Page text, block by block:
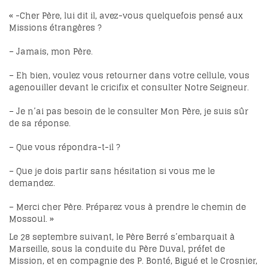
« -Cher Père, lui dit il, avez-vous quelquefois pensé aux
Missions étrangères ?
– Jamais, mon Père.
– Eh bien, voulez vous retourner dans votre cellule, vous
agenouiller devant le cricifix et consulter Notre Seigneur.
– Je n’ai pas besoin de le consulter Mon Père, je suis sûr
de sa réponse.
– Que vous répondra-t-il ?
– Que je dois partir sans hésitation si vous me le
demandez.
– Merci cher Père. Préparez vous à prendre le chemin de
Mossoul. »
Le 28 septembre suivant, le Père Berré s’embarquait à
Marseille, sous la conduite du Père Duval, préfet de
Mission, et en compagnie des P. Bonté, Bigué et le Crosnier,